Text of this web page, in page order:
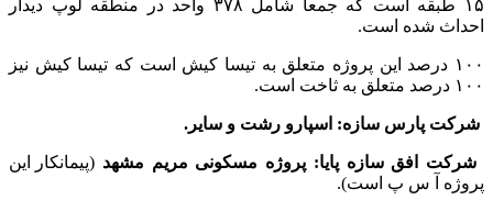
۱۵ طبقه است که جمعا شامل ۳۷۸ واحد در منطقه لوپ دیدار
احداث شده است.
۱۰۰ درصد این پروژه متعلق به تیسا کیش است که تیسا کیش نیز
۱۰۰ درصد متعلق به ثاخت است.
شرکت پارس سازه: اسپارو رشت و سایر.
شرکت افق سازه پایا: پروژه مسکونی مریم مشهد (پیمانکار این
پروژه آ س پ است).